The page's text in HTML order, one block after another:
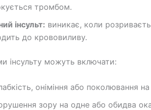
тромбом.
інсульт: виникає, коли
до крововиливу.
інсульту можуть включати:
оніміння або поколювання на
зору на одне або обидва